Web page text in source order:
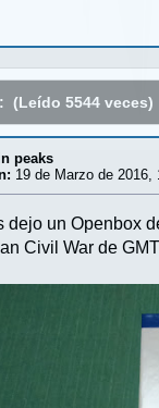
(Leído 5544 veces)
peaks
19 de Marzo de 2016,
dejo un Openbox
Civil War de